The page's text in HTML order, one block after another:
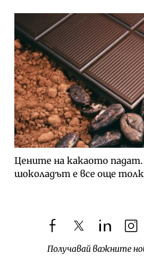
Цените на какаото
шоколадът е все още
facebooktwitterlinkedin
Получавай важните